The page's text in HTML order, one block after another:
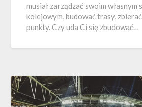
musiał zarządzać swoim własnym
kolejowym, budować trasy,
punkty. Czy uda Ci się zbudować…